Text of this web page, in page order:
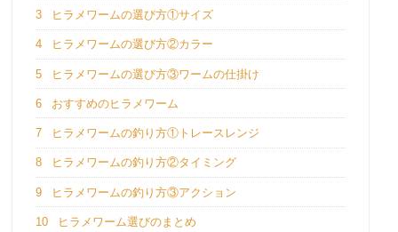
3 ヒラメワームの選び方①サイズ
4 ヒラメワームの選び方②カラー
5 ヒラメワームの選び方③ワームの仕掛け
6 おすすめのヒラメワーム
7 ヒラメワームの釣り方①トレースレンジ
8 ヒラメワームの釣り方②タイミング
9 ヒラメワームの釣り方③アクション
10 ヒラメワーム選びのまとめ